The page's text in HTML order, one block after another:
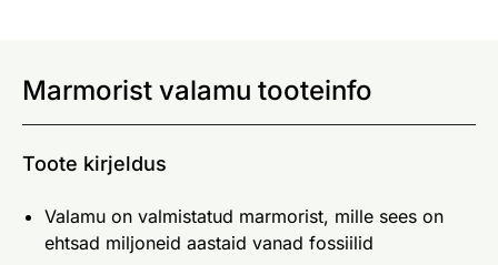
Marmorist valamu tooteinfo
Toote kirjeldus
Valamu on valmistatud marmorist, mille sees on
ehtsad miljoneid aastaid vanad fossiilid